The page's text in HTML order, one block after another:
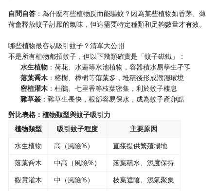
​自問自答​ ​：為什麼有些植物反而能驅蚊？因為某些植物如香茅、薄
荷會釋放蚊子討厭的氣味，但這需要特定種類和足夠數量才有效。
哪些植物最容易吸引蚊子？清單大公開
不是所有植物都招蚊子，但以下幾類確實是「蚊子磁鐵」：
​水生植物​ ​：荷花、水蓮等水池植物，容器積水易孳生孑孓
​落葉喬木​ ​：榕樹、樟樹等落葉多，堆積後形成潮濕環境
​密植灌木​ ​：杜鵑、七里香等枝葉密集，利於蚊子棲息
​雜草叢​ ​：雜草生長快，根部容易保水，成為蚊子產卵點
​對比表格：植物類型與蚊子吸引力​
植物類型
吸引蚊子程度
主要原因
水生植物
高（風險%）
直接提供繁殖場地
落葉喬木
中高（風險%）
落葉積水、濕度保持
觀賞灌木
中（風險%）
枝葉遮陰、濕氣聚集